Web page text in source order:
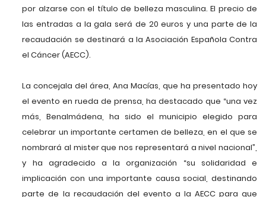
por alzarse con el título de belleza masculina. El precio de
las entradas a la gala será de 20 euros y una parte de la
recaudación se destinará a la Asociación Española Contra
el Cáncer (AECC).
La concejala del área, Ana Macías, que ha presentado hoy
el evento en rueda de prensa, ha destacado que “una vez
más, Benalmádena, ha sido el municipio elegido para
celebrar un importante certamen de belleza, en el que se
nombrará al mister que nos representará a nivel nacional”,
y ha agradecido a la organización “su solidaridad e
implicación con una importante causa social, destinando
parte de la recaudación del evento a la AECC para que